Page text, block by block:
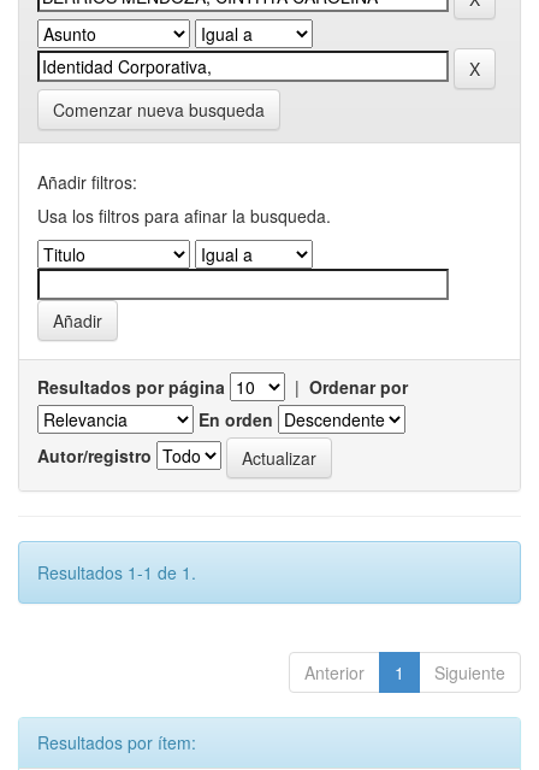
Comenzar nueva busqueda
Añadir filtros:
Usa los filtros para afinar la busqueda.
Resultados por página | Ordenar por
En orden
Autor/registro
Resultados 1-1 de 1.
Anterior 1 Siguiente
Resultados por ítem: